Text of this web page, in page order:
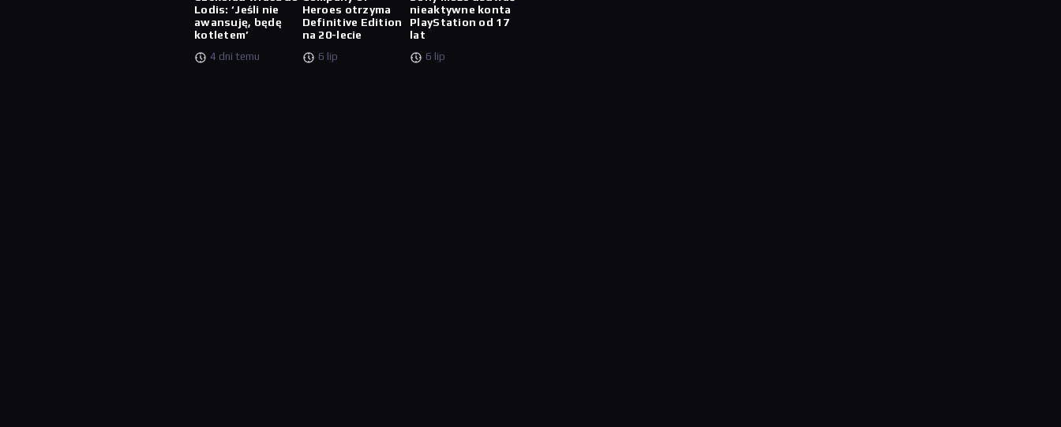
Lodis: ‘Jeśli nie
awansuję, będę
kotletem’
4 dni temu
Heroes otrzyma
Definitive Edition
na 20-lecie
6 lip
nieaktywne konta
PlayStation od 17
lat
6 lip